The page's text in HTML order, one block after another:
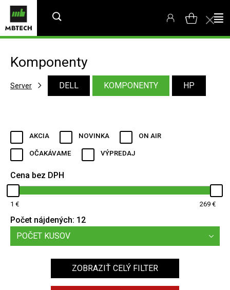
Komponenty
Server DELL KOMPONENTY HP
AKCIA NOVINKA ON AIR
OČAKÁVAME VÝPREDAJ
Cena bez DPH
1 269
Počet nájdených: 12
POČET KUSOV
ZOBRAZIŤ CELÝ FILTER